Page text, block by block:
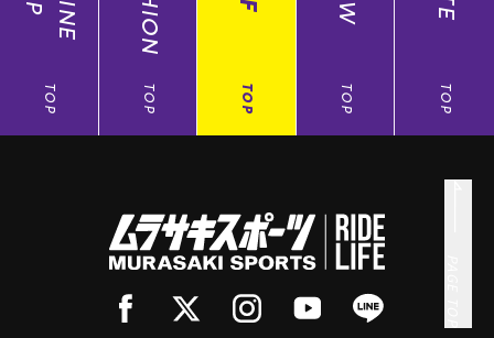
TOP TOP TOP TOP TOP